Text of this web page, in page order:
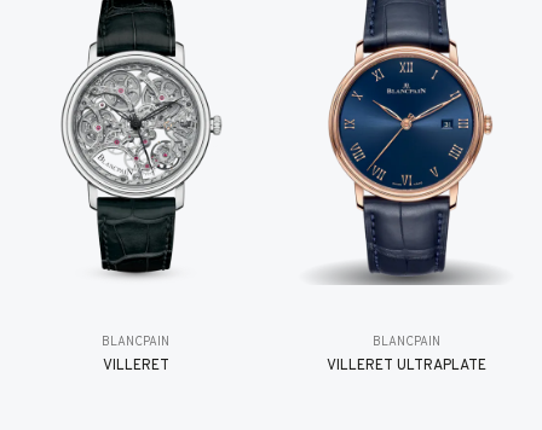
BLANCPAIN
VILLERET
BLANCPAIN
VILLERET ULTRAPLATE